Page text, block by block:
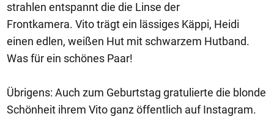
strahlen entspannt die die Linse der
Frontkamera. Vito trägt ein lässiges Käppi, Heidi
einen edlen, weißen Hut mit schwarzem Hutband.
Was für ein schönes Paar!
Übrigens: Auch zum Geburtstag gratulierte die blonde
Schönheit ihrem Vito ganz öffentlich auf Instagram.